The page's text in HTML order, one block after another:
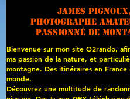
James
photographe
passionné de
Bienvenue sur mon site O2rando,
ma passion de la nature, et
montagne. Des itinéraires en France
monde.
Découvrez une multitude de